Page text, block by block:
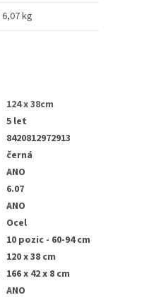
6,07 kg
124 x 38cm
5 let
8420812972913
černá
ANO
6.07
ANO
Ocel
10 pozic - 60-94 cm
120 x 38 cm
166 x 42 x 8 cm
ANO